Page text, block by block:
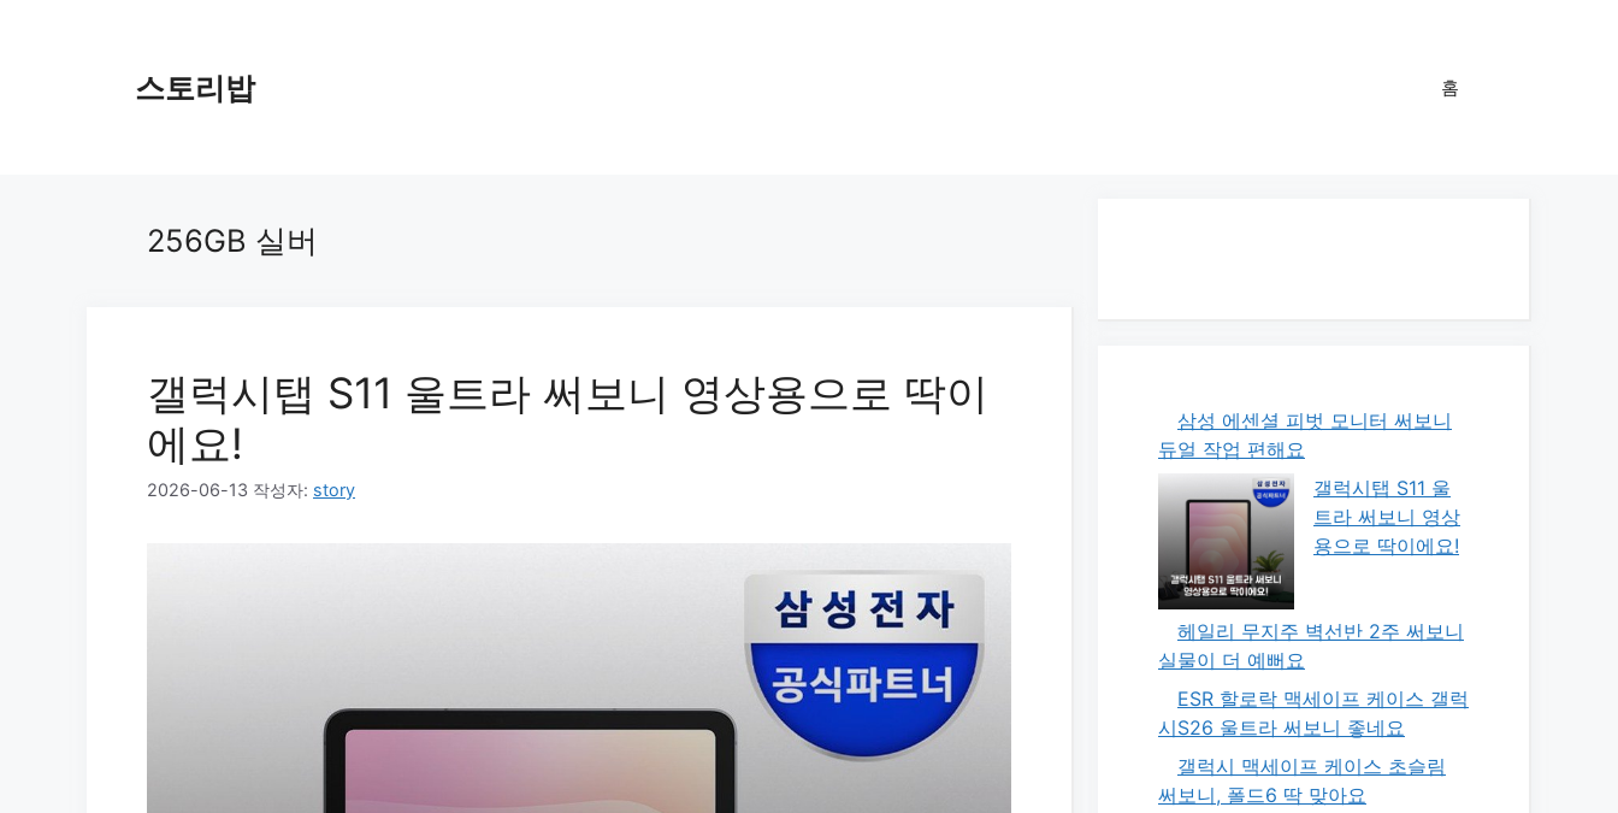
스토리밥 홈
256GB 실버
갤럭시탭 S11 울트라 써보니 영상용으로 딱이
에요!
2026-06-13 작성자: story
삼성 에센셜 피벗 모니터 써보니
듀얼 작업 편해요
갤럭시탭 S11 울
트라 써보니 영상
용으로 딱이에요!
헤일리 무지주 벽선반 2주 써보니
실물이 더 예뻐요
ESR 할로락 맥세이프 케이스 갤럭
시S26 울트라 써보니 좋네요
갤럭시 맥세이프 케이스 초슬림
써보니, 폴드6 딱 맞아요